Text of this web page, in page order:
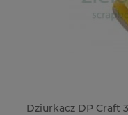
Dziurkacz DP Craft